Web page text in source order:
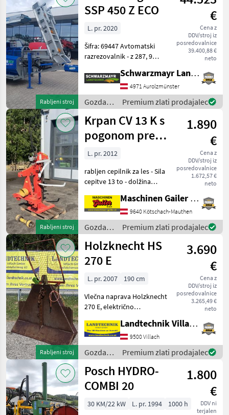
mehanizacija
/
Binderberger
Rabljeni stroj
SSP 450 Z ECO
€
Cena z
DDV/stroj iz
posredovalnice
39.400,88 €
neto
L. pr. 2020
Šifra: 69447 Avtomatski
razrezovalnik - z 287, 9
izdelave 2020 - s podvozjem
- z mehansko zložljivim
transportnim trakom
dolžine 4, 40 m
Schwarzmayr Landtechnik GmbH - Aurolzmünster
4971 Aurolzmünster
Gozdarska
in
lesarska
mehanizacija
/
Binderberger
Premium zlati prodajalec
Rabljeni stroj
Krpan CV 13 K s
pogonom prek
kardanskega
greda
1.890
€
Cena z
DDV/stroj iz
posredovalnice
1.672,57 €
neto
L. pr. 2012
rabljen cepilnik za les - Sila
cepitve 13 to - dolžina
prek kardanskega greda -
kardanski gred - mehanski
dvigalo za hlode -
upravljanj
Maschinen Gailer GmbH
9640 Kötschach-Mauthen
Gozdarska
in
lesarska
mehanizacija
/ Krpan
Premium zlati prodajalec
Rabljeni stroj
Holzknecht HS
270 E
3.690
€
Cena z
DDV/stroj iz
posredovalnice
3.265,49 €
neto
L. pr. 2007
190 cm
Vlečna naprava Holzknecht
270 E, električno
zaščitna rešetka, 4 vodila za
vrv, končni kavlji in
kardanska gred, nosilec za
motorno žago
Landtechnik Villach GmbH
9500 Villach
Gozdarska
in
lesarska
mehanizacija
/
Holzknecht
Premium zlati prodajalec
Posch HYDRO-
COMBI 20
1.800
€
DDV ni
terjalen
30 KM/22 kW L. pr. 1994
1000 h